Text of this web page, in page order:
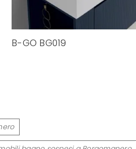
B-GO BG019